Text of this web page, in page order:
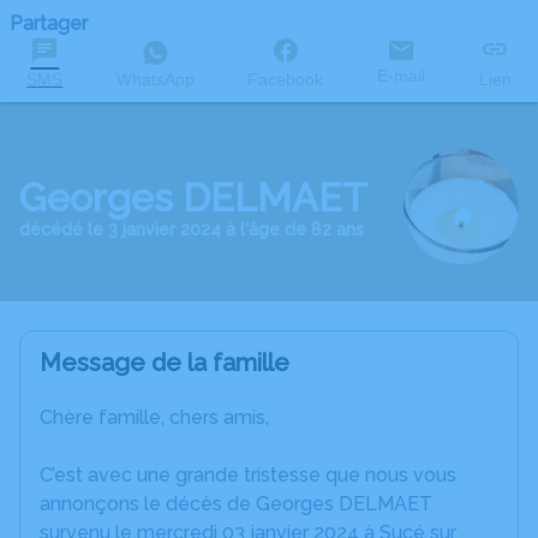
Partager
SMS WhatsApp Facebook E-mail Lien
Georges DELMAET
décédé le 3 janvier 2024 à l'âge de 82 ans
Message de la famille
Chère famille, chers amis,
C’est avec une grande tristesse que nous vous
annonçons le décès de Georges DELMAET
survenu le mercredi 03 janvier 2024 à Sucé sur